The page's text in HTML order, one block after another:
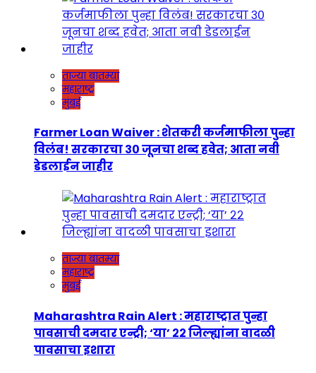
ताज्या बातम्या
महाराष्ट्र
मुंबई
Farmer Loan Waiver : शेतकरी कर्जमाफीला पुन्हा
विलंब! सरकारचा ३० जूनचा शब्द हवेत; आता नवी
डेडलाईन जाहीर
ताज्या बातम्या
महाराष्ट्र
मुंबई
Maharashtra Rain Alert : महाराष्ट्रात पुन्हा
पावसाची दमदार एन्ट्री; ‘या’ २२ जिल्ह्यांना वादळी
पावसाचा इशारा